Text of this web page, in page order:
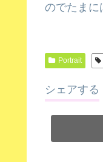
のでたまに
Portrait
シェアする